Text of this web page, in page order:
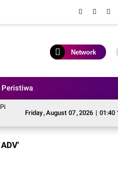
Network
Peristiwa
Friday,August 07,2026 | 01:40
Perbaikan Jalan Simpang Betung -
ADV'